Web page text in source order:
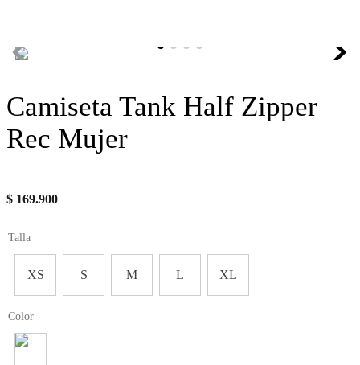
Camiseta Tank Half Zipper
Rec Mujer
$ 169.900
Talla
XS S M L XL
Color